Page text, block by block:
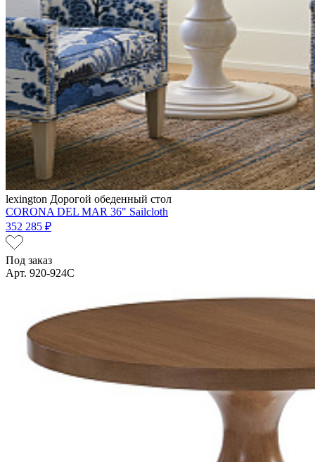
lexington Дорогой обеденный стол
CORONA DEL MAR 36" Sailcloth
352 285 ₽
Под заказ
Арт. 920-924C